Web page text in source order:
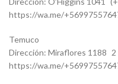
https://wa.me/
Temuco
Dirección: Miraflores 1188 2
https://wa.me/